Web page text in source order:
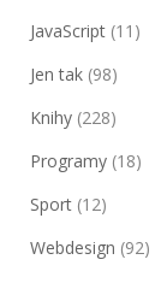
JavaScript (11)
Jen tak (98)
Knihy (228)
Programy (18)
Sport (12)
Webdesign (92)